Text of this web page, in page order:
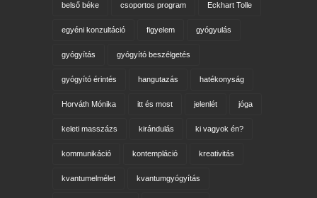
belső béke csoportos program Eckhart Tolle
egyéni konzultáció figyelem gyógyulás
gyógyítás gyógyító beszélgetés
gyógyító érintés hangutazás hatékonyság
Horváth Mónika itt és most jelenlét jóga
keleti masszázs kirándulás ki vagyok én?
kommunikáció kontempláció kreativitás
kvantumelmélet kvantumgyógyítás